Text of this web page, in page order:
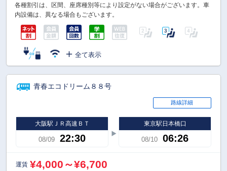
各種割引は、区間、座席種別等により設定がない場合がございます。車
内設備は、異なる場合もございます。
全て表示
青春エコドリーム８８号
路線詳細
大阪駅ＪＲ高速ＢＴ
08/09 22:30
東京駅日本橋口
08/10 06:26
運賃 ¥4,000～¥6,700